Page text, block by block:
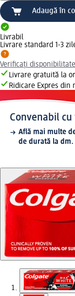
Adaugă în
Livrabil
Livrare standard 1-3
Verificați
Livrare gratuită la
Ridicare Expres
Convenabil
Află mai multe
de durată la dm.